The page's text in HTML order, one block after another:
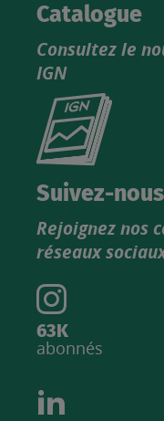
Catalogue
Consultez le
IGN
Consultez
catalogue
Suivez-nous
Rejoignez nos
réseaux
63K
abonnés